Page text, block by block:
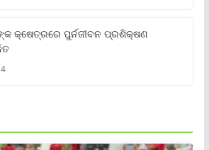
କ୍ଷେତ୍ରରେ ପୁର୍ନଜୀବନ ପ୍ରଶିକ୍ଷଣ